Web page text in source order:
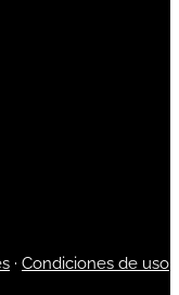
· Condiciones de uso